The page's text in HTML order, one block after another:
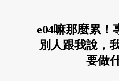
e04嘛那麼累！
別人跟我說，
要做